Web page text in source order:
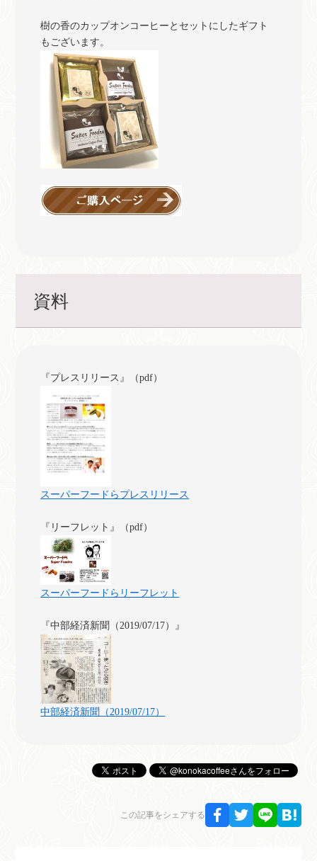
樹の香のカップオンコーヒーとセットにしたギフト
もございます。
資料
『プレスリリース』（pdf）
スーパーフードらプレスリリース
『リーフレット』（pdf）
スーパーフードらリーフレット
『中部経済新聞（2019/07/17）』
中部経済新聞（2019/07/17）
この記事をシェアする